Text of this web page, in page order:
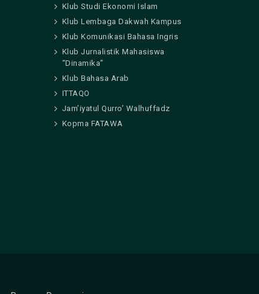
Klub Studi Ekonomi Islam
Klub Lembaga Dakwah Kampus
Klub Komunikasi Bahasa Ingris
Klub Jurnalistik Mahasiswa
“Dinamika”
Klub Bahasa Arab
ITTAQO
Jam’iyatul Qurro’ Walhuffadz
Kopma FATAWA